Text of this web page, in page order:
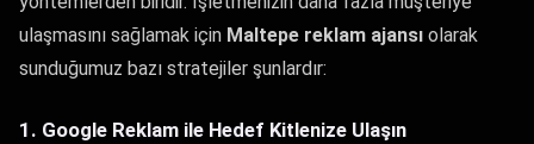
ulaşmasını sağlamak için Maltepe reklam ajansı olarak
sunduğumuz bazı stratejiler şunlardır:
1. Google Reklam ile Hedef Kitlenize Ulaşın